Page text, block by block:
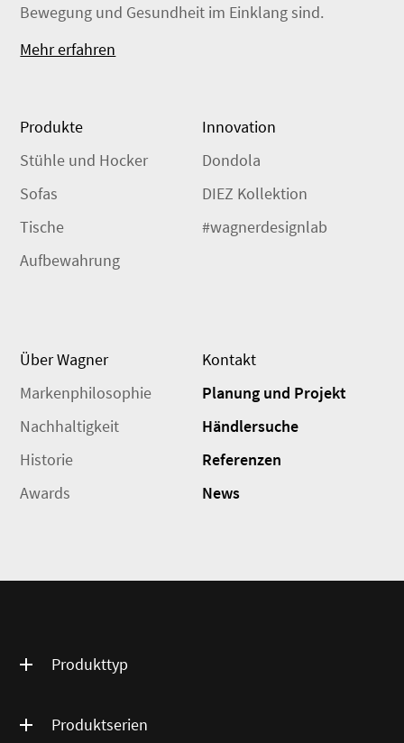
Bewegung und Gesundheit im Einklang sind.
Mehr erfahren
Produkte
Stühle und Hocker
Sofas
Tische
Aufbewahrung
Innovation
Dondola
DIEZ Kollektion
#wagnerdesignlab
Über Wagner
Markenphilosophie
Nachhaltigkeit
Historie
Awards
Kontakt
Planung und Projekt
Händlersuche
Referenzen
News
Produkttyp
Produktserien